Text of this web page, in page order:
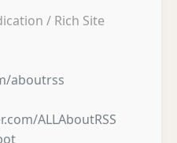
/ Rich Site
aboutrss
ALLAboutRSS